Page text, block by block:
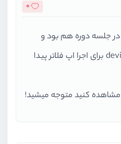
0
جلسه دوره هم بود و
توضیح دادیم الان سه device برای اجرا اپ فلاتر پیدا
مشاهده کنید متوجه میشید!